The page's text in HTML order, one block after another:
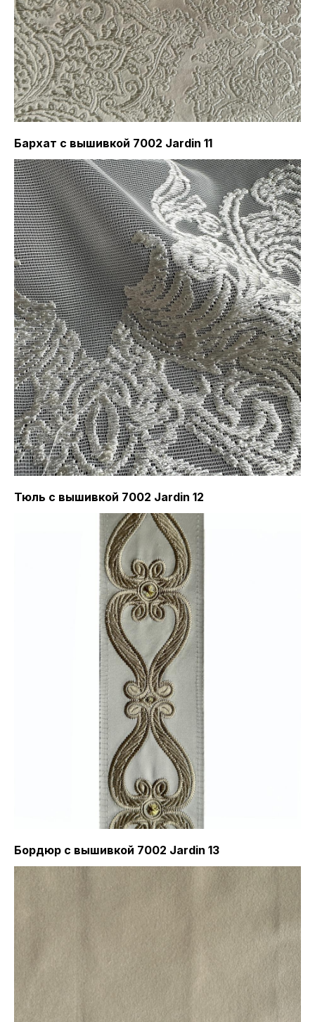
Бархат с вышивкой 7002 Jardin 11
Тюль с вышивкой 7002 Jardin 12
Бордюр с вышивкой 7002 Jardin 13